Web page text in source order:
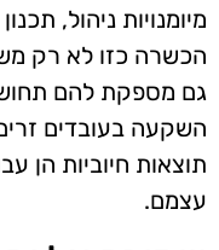
מיומנויות ניהול,
הכשרה כזו לא רק
גם מספקת להם
השקעה בעובדים
תוצאות חיוביות הן
עצמם.